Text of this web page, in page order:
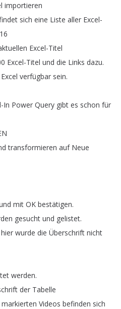
importieren
sich eine Liste aller Excel-
Excel-Titel
Excel-Titel und die Links dazu.
Excel verfügbar sein.
In Power Query gibt es schon für
transformieren auf Neue
mit OK bestätigen.
gesucht und gelistet.
hier wurde die Überschrift nicht
werden.
der Tabelle
markierten Videos befinden sich